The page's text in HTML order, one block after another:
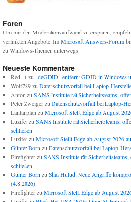
Foren
Um mir den Moderationsaufwand zu ersparen,
verlinkten Angebote. ImMicrosoft Answers-Forum
zu Windows-Themen unterwegs.
Neueste Kommentare
Red++zu "deGDID" entfernt GDID in Windows
Wolf789zu Datenschutzvorfall bei Laptop-
Anton zu SANS Institute rät Sicherheitsteams,
Peter Zweigerzu Datenschutzvorfall bei Laptop-
Lantanplan zu Microsoft Stellt Edge ab August
Luziferzu SANS Institute rät Sicherheitsteams,
schließen
Luziferzu Microsoft Stellt Edge ab August 2026
Günter Born zu Datenschutzvorfall bei Laptop-
Firefighterzu SANS Institute rät
schließen
Günter Born zu Shai Hulud: Neue Angriffe
(4.8.2026)
Firefighterzu Microsoft Stellt Edge ab August